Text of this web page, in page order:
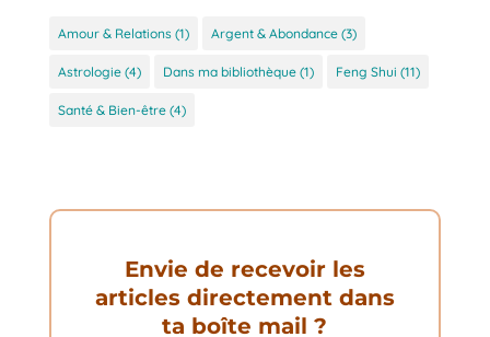
Amour & Relations(1) Argent & Abondance(3)
Astrologie(4) Dans ma bibliothèque(1) Feng Shui (11)
Santé & Bien-être(4)
Envie de recevoir les
articles directement dans
ta boîte mail ?